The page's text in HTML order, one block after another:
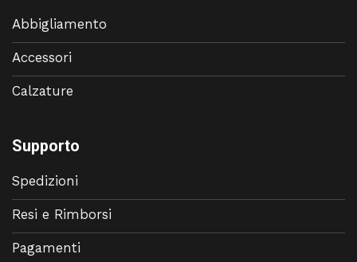
Abbigliamento
Accessori
Calzature
Supporto
Spedizioni
Resi e Rimborsi
Pagamenti